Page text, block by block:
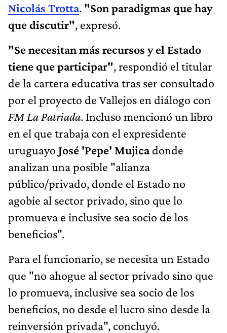
Nicolás Trotta. "Son paradigmas que hay
que discutir", expresó.
"Se necesitan más recursos y el Estado
tiene que participar", respondió el titular
de la cartera educativa tras ser consultado
por el proyecto de Vallejos en diálogo con
FM La Patriada. Incluso mencionó un libro
en el que trabaja con el expresidente
uruguayo José 'Pepe' Mujicadonde
analizan una posible "alianza
público/privado, donde el Estado no
agobie al sector privado, sino que lo
promueva e inclusive sea socio de los
beneficios".
Para el funcionario, se necesita un Estado
que "no ahogue al sector privado sino que
lo promueva, inclusive sea socio de los
beneficios, no desde el lucro sino desde la
reinversión privada", concluyó.